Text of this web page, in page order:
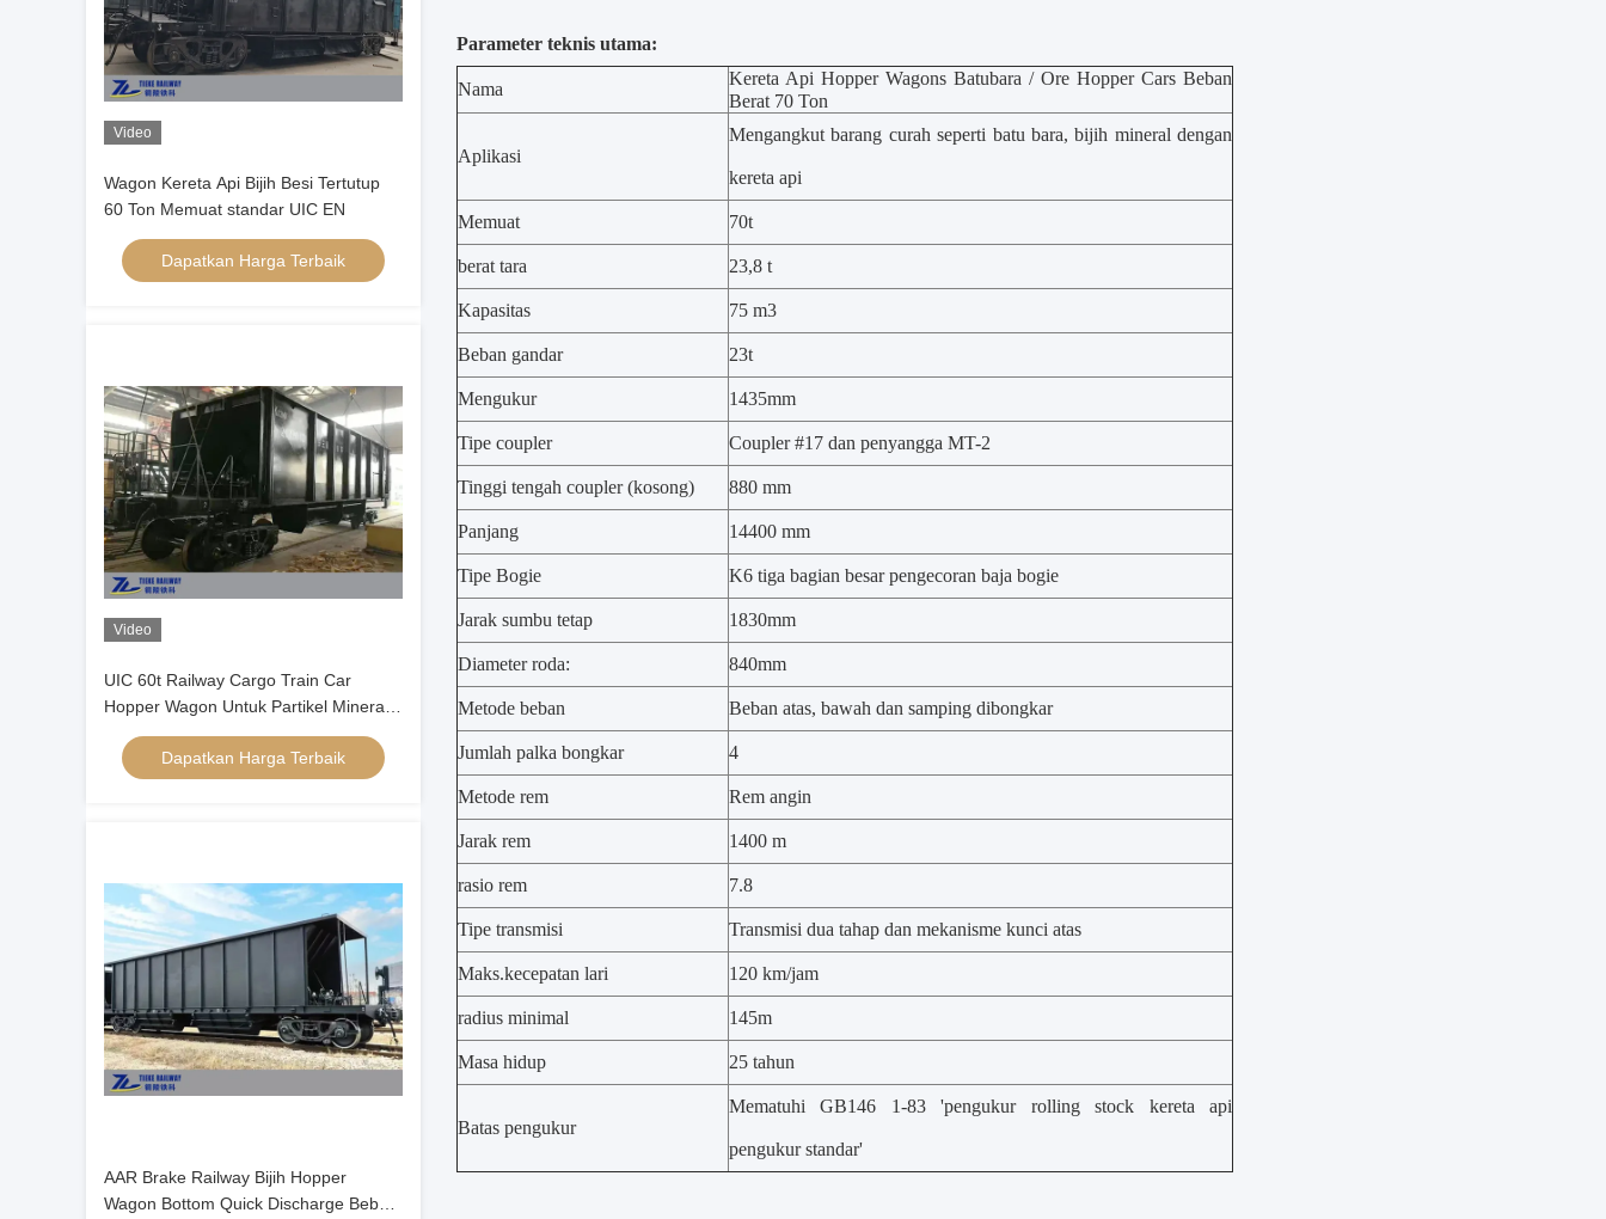
Video
Wagon Kereta Api Bijih Besi Tertutup
60 Ton Memuat standar UIC EN
Dapatkan Harga Terbaik
Video
UIC 60t Railway Cargo Train Car
Hopper Wagon Untuk Partikel Mineral
Bijih Ballast
Dapatkan Harga Terbaik
AAR Brake Railway Bijih Hopper
Wagon Bottom Quick Discharge Beban
Parameter teknis utama:
Nama
Kereta Api Hopper Wagons Batubara / Ore Hopper Cars Beban
Berat 70 Ton
Aplikasi
Mengangkut barang curah seperti batu bara, bijih mineral dengan
kereta api
Memuat 70t
berat tara 23,8 t
Kapasitas 75 m3
Beban gandar 23t
Mengukur 1435mm
Tipe coupler Coupler #17 dan penyangga MT-2
Tinggi tengah coupler (kosong) 880 mm
Panjang 14400 mm
Tipe Bogie K6 tiga bagian besar pengecoran baja bogie
Jarak sumbu tetap 1830mm
Diameter roda: 840mm
Metode beban Beban atas, bawah dan samping dibongkar
Jumlah palka bongkar 4
Metode rem Rem angin
Jarak rem 1400 m
rasio rem 7.8
Tipe transmisi Transmisi dua tahap dan mekanisme kunci atas
Maks.kecepatan lari 120 km/jam
radius minimal 145m
Masa hidup 25 tahun
Batas pengukur
Mematuhi GB146 1-83 'pengukur rolling stock kereta api
pengukur standar'